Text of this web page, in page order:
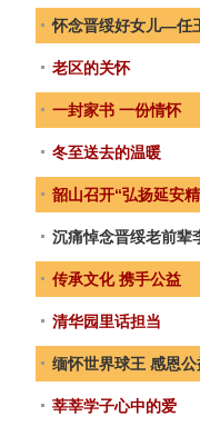
怀念晋绥好女儿—任
老区的关怀
一封家书 一份情怀
冬至送去的温暖
韶山召开“弘扬延安
沉痛悼念晋绥老前辈
传承文化 携手公益
清华园里话担当
缅怀世界球王 感恩
莘莘学子心中的爱